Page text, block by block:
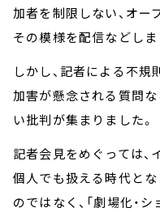
加者を制限しない、オー
その模様を配信などしま
しかし、記者による不規
加害が懸念される質問
い批判が集まりました。
記者会見をめぐっては
個人でも扱える時代と
のではなく、「劇場化・